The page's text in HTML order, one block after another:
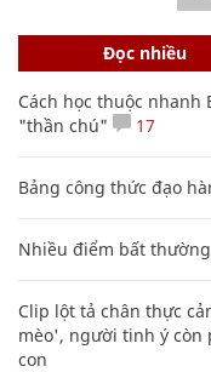
Đọc nhiều
Cách học thuộc
"thần chú"
17
Bảng công thức đạo
Nhiều điểm bất
Clip lột tả chân thực
mèo', người tinh ý còn
con